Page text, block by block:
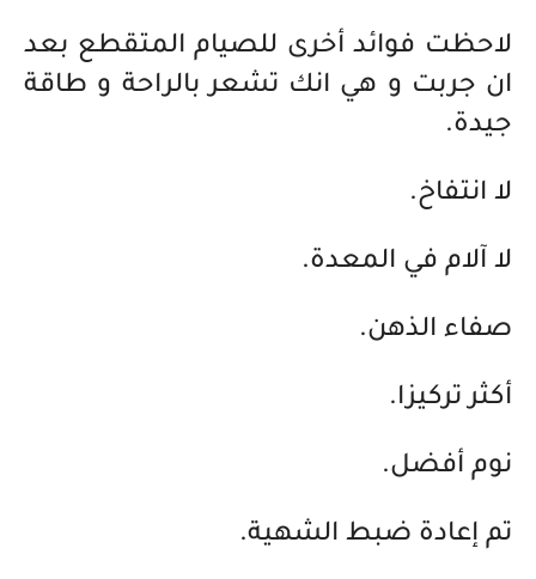
لاحظت فوائد أخرى للصيام المتقطع بعد
ان جربت و هي انك تشعر بالراحة و طاقة
جيدة.
لا انتفاخ.
لا آلام في المعدة.
صفاء الذهن.
أكثر تركيزا.
نوم أفضل.
تم إعادة ضبط الشهية.